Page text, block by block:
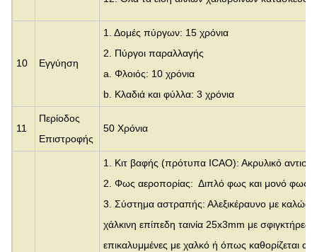
10 Εγγύηση
1. Δομές πύργων: 15 χρόνια
2. Πύργοι παραλλαγής
a. Φλοιός: 10 χρόνια
b. Κλαδιά και φύλλα: 3 χρόνια
11
Περίοδος
Επιστροφής
50 Χρόνια
1. Κιτ βαφής (πρότυπα ICAO): Ακρυλικό
2. Φως αεροπορίας: Διπλό φως και μονό φως
3. Σύστημα αστραπής: Αλεξικέραυνο με
χάλκινη επίπεδη ταινία 25x3mm με σφιγκτήρες,
επικαλυμμένες με χαλκό ή όπως καθορίζεται